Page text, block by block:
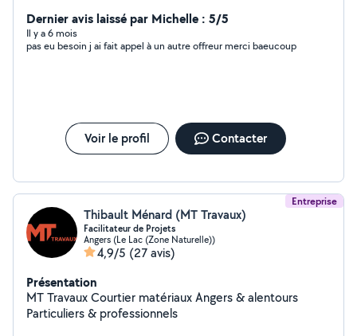
Dernier avis laissé par Michelle : 5/5
Il y a 6 mois
pas eu besoin j ai fait appel à un autre offreur merci baeucoup
Voir le profil Contacter
Entreprise
Thibault Ménard (MT Travaux)
Facilitateur de Projets
Angers (Le Lac (Zone Naturelle))
4,9/5 (27 avis)
Présentation
MT Travaux Courtier matériaux Angers & alentours
Particuliers & professionnels